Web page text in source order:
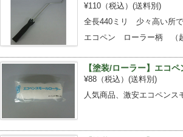
¥110（税込） (送料別)
全長440ミリ 少々高い所
エコペン ローラー柄 （超
【塗装/ローラー】エ
¥88（税込） (送料別)
人気商品、激安エコペンス